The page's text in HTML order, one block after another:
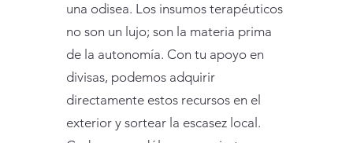
una odisea. Los insumos terapéuticos
no son un lujo; son la materia prima
de la autonomía. Con tu apoyo en
divisas, podemos adquirir
directamente estos recursos en el
exterior y sortear la escasez local.